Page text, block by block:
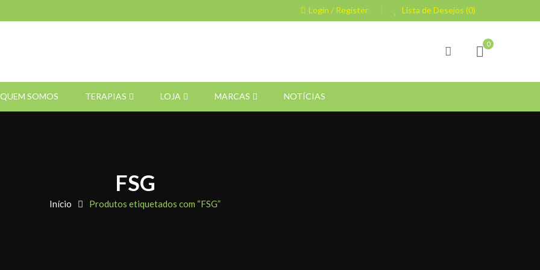
Login / Register Lista de Desejos (0)
0
QUEM SOMOS TERAPIAS LOJA MARCAS NOTÍCIAS
FSG
Início Produtos etiquetados com “FSG”